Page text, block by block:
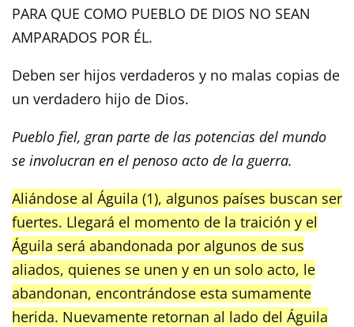
PARA QUE COMO PUEBLO DE DIOS NO SEAN
AMPARADOS POR ÉL.
Deben ser hijos verdaderos y no malas copias de
un verdadero hijo de Dios.
Pueblo fiel, gran parte de las potencias del mundo
se involucran en el penoso acto de la guerra.
Aliándose al Águila (1), algunos países buscan ser
fuertes. Llegará el momento de la traición y el
Águila será abandonada por algunos de sus
aliados, quienes se unen y en un solo acto, le
abandonan, encontrándose esta sumamente
herida. Nuevamente retornan al lado del Águila